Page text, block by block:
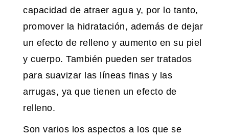
capacidad de atraer agua y, por lo tanto,
promover la hidratación, además de dejar
un efecto de relleno y aumento en su piel
y cuerpo. También pueden ser tratados
para suavizar las líneas finas y las
arrugas, ya que tienen un efecto de
relleno.
Son varios los aspectos a los que se